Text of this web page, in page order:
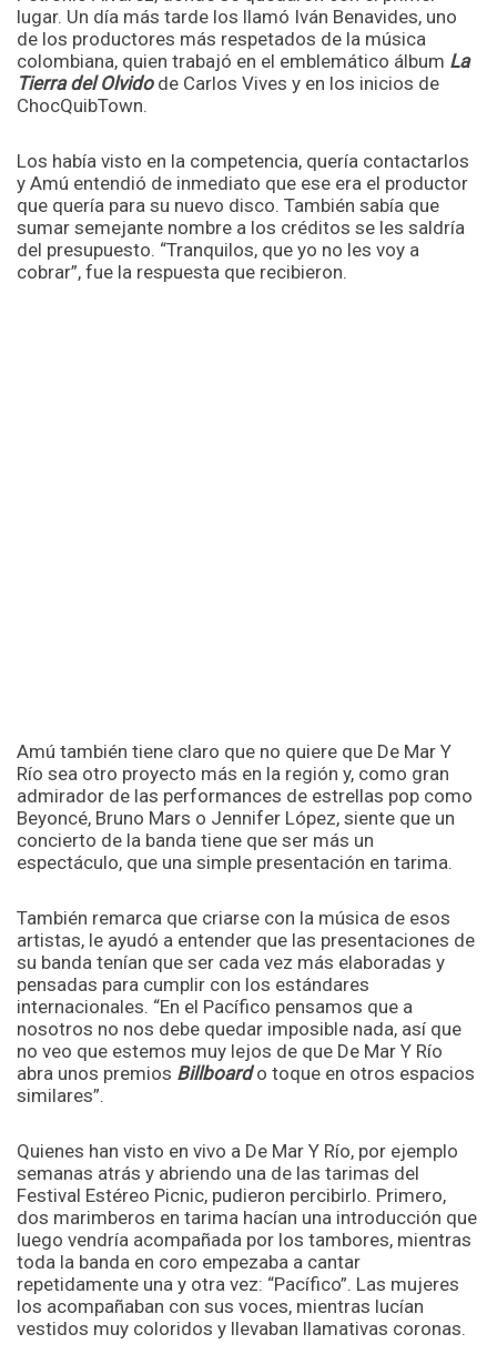
lugar. Un día más tarde los llamó Iván Benavides, uno
de los productores más respetados de la música
colombiana, quien trabajó en el emblemático álbum La
Tierra del Olvidode Carlos Vives y en los inicios de
ChocQuibTown.
Los había visto en la competencia, quería contactarlos
y Amú entendió de inmediato que ese era el productor
que quería para su nuevo disco. También sabía que
sumar semejante nombre a los créditos se les saldría
del presupuesto. “Tranquilos, que yo no les voy a
cobrar”, fue la respuesta que recibieron.
Amú también tiene claro que no quiere que De Mar Y
Río sea otro proyecto más en la región y, como gran
admirador de las performances de estrellas pop como
Beyoncé, Bruno Mars o Jennifer López, siente que un
concierto de la banda tiene que ser más un
espectáculo, que una simple presentación en tarima.
También remarca que criarse con la música de esos
artistas, le ayudó a entender que las presentaciones de
su banda tenían que ser cada vez más elaboradas y
pensadas para cumplir con los estándares
internacionales. “En el Pacífico pensamos que a
nosotros no nos debe quedar imposible nada, así que
no veo que estemos muy lejos de que De Mar Y Río
abra unos premios Billboardo toque en otros espacios
similares”.
Quienes han visto en vivo a De Mar Y Río, por ejemplo
semanas atrás y abriendo una de las tarimas del
Festival Estéreo Picnic, pudieron percibirlo. Primero,
dos marimberos en tarima hacían una introducción que
luego vendría acompañada por los tambores, mientras
toda la banda en coro empezaba a cantar
repetidamente una y otra vez: “Pacífico”. Las mujeres
los acompañaban con sus voces, mientras lucían
vestidos muy coloridos y llevaban llamativas coronas.